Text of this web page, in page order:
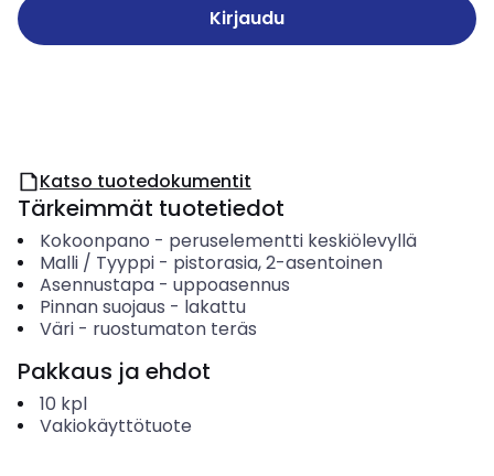
Kirjaudu
Katso tuotedokumentit
Tärkeimmät tuotetiedot
Kokoonpano - peruselementti keskiölevyllä
Malli / Tyyppi- pistorasia, 2-asentoinen
Asennustapa- uppoasennus
Pinnan suojaus - lakattu
Väri- ruostumaton teräs
Pakkaus ja ehdot
10 kpl
Vakiokäyttötuote